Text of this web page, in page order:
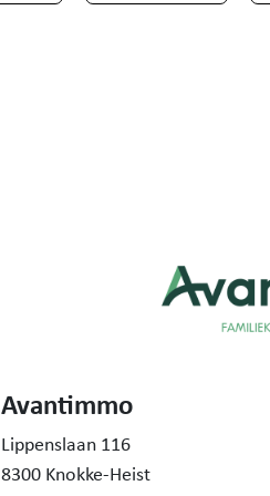
Avantimmo
Lippenslaan 116
8300 Knokke-Heist